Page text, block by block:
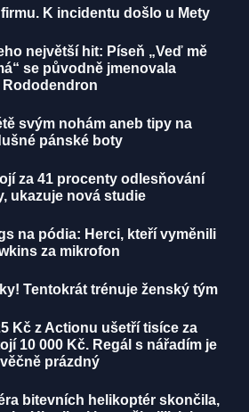
K incidentu došlo u Mety
největší hit: Píseň „Veď mě
se původně jmenovala
Rododendron
svým nohám aneb tipy na
pánské boty
za 41 procenty odlesňování
ukazuje nová studie
na pódia: Herci, kteří vyměnili
za mikrofon
Tentokrát trénuje ženský tým
Kč z Actionu ušetří tisíce za
10 000 Kč. Regál s nářadím je
věčně prázdný
bitevních helikoptér skončila,